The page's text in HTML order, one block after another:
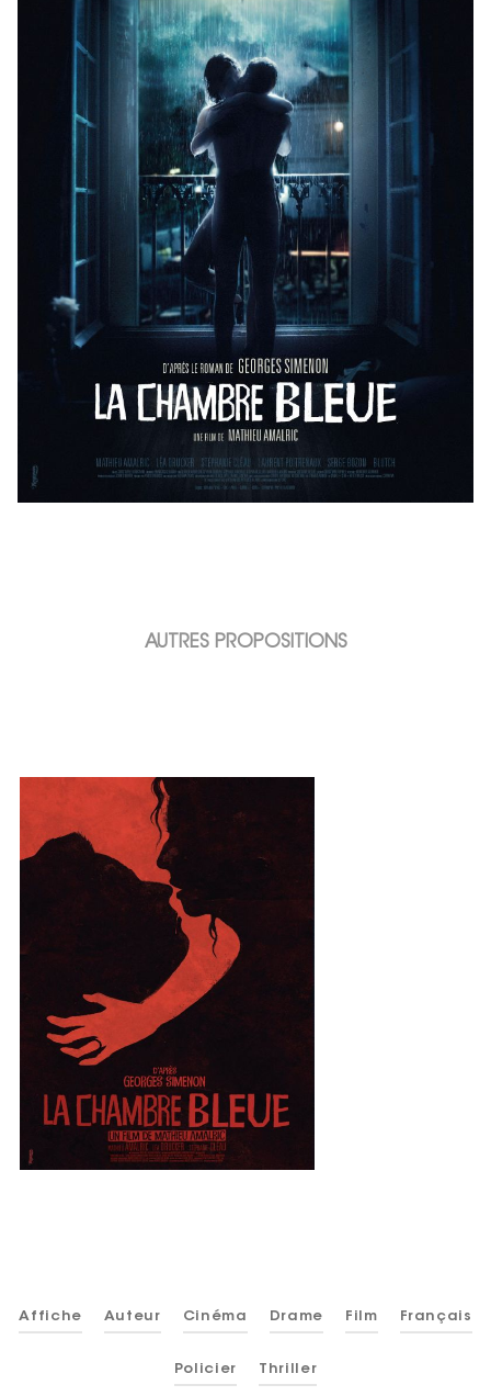
AUTRES PROPOSITIONS
Affiche Auteur Cinéma Drame Film Français
Policier Thriller